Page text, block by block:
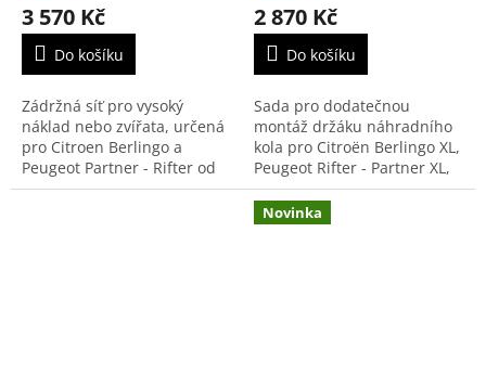
3 570 Kč
Do košíku
Zádržná síť pro vysoký
náklad nebo zvířata, určená
pro Citroen Berlingo a
Peugeot Partner - Rifter od
roku výroby 2008 a pro Opel
(1677096780)
2 870 Kč
Do košíku
Sada pro dodatečnou
montáž držáku náhradního
kola pro Citroën Berlingo XL,
Peugeot Rifter - Partner XL,
Opel Combo XL, Toyota
ProAce City Verso a Fiat
Doblo XL. Obsahuje...
Novinka